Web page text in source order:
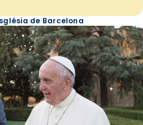
de Barcelona